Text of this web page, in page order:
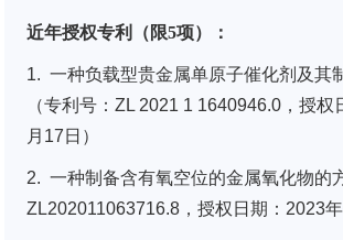
近年授权专利（限5项）：
1. 一种负载型贵金属单原子催化剂及其
（专利号：ZL 2021 1 1640946.0，授
月17日）
2. 一种制备含有氧空位的金属氧化物的
ZL202011063716.8，授权日期：2023年